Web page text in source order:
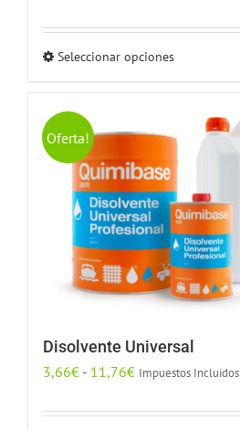
precios:
desde
54,85€
Seleccionar opcionesEste
múltiples
variantes.
opciones
se
pueden
elegir
en
página
de
Oferta!
Disolvente Universal
3,66€ - 11,76€Rango
precios:
Impuestos Incluidos